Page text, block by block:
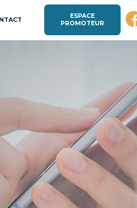
ESPACE
PROMOTEUR